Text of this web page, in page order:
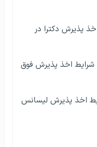
پذیرش دکترا در
شرایط اخذ پذیرش فوق
اخذ پذیرش لیسانس